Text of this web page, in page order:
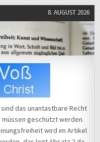
8. AUGUST 2026
das unantastbare Recht
geschützt werden.
wird im Artikel